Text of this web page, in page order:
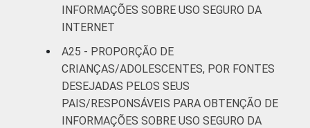
INFORMAÇÕES SOBRE USO SEGURO DA
INTERNET
A25 - PROPORÇÃO DE
CRIANÇAS/ADOLESCENTES, POR FONTES
DESEJADAS PELOS SEUS
PAIS/RESPONSÁVEIS PARA OBTENÇÃO DE
INFORMAÇÕES SOBRE USO SEGURO DA